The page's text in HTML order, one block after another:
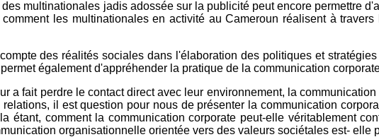
multinationales jadis adossée sur la publicité peut encore permettre
les multinationales en activité au Cameroun réalisent à
des réalités sociales dans l'élaboration des politiques et
également d'appréhender la pratique de la communication
a fait perdre le contact direct avec leur environnement, la
il est question pour nous de présenter la communication
étant, comment la communication corporate peut-elle véritablement
organisationnelle orientée vers des valeurs sociétales est- elle